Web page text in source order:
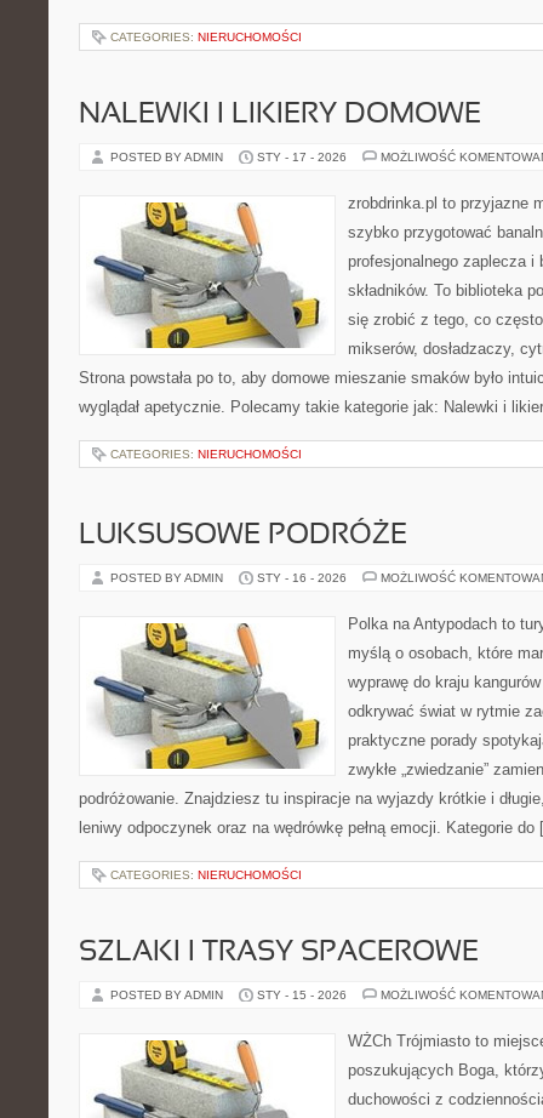
CATEGORIES: NIERUCHOMOŚCI
NALEWKI I LIKIERY DOMOWE
POSTED BY ADMIN STY - 17 - 2026 MOŻLIWOŚĆ
zrobdrinka.pl to przyjazne
szybko przygotować
profesjonalnego zaplecza i
składników. To biblioteka
się zrobić z tego, co
mikserów, dosładzaczy,
Strona powstała po to, aby domowe mieszanie smaków było
wyglądał apetycznie. Polecamy takie kategorie jak: Nalewki i
CATEGORIES: NIERUCHOMOŚCI
LUKSUSOWE PODRÓŻE
POSTED BY ADMIN STY - 16 - 2026 MOŻLIWOŚĆ
Polka na Antypodach to
myślą o osobach, które
wyprawę do kraju
odkrywać świat w rytmie
praktyczne porady
zwykłe „zwiedzanie”
podróżowanie. Znajdziesz tu inspiracje na wyjazdy krótkie i
leniwy odpoczynek oraz na wędrówkę pełną emocji. Kategorie
CATEGORIES: NIERUCHOMOŚCI
SZLAKI I TRASY SPACEROWE
POSTED BY ADMIN STY - 15 - 2026 MOŻLIWOŚĆ
WŻCh Trójmiasto to
poszukujących Boga,
duchowości z